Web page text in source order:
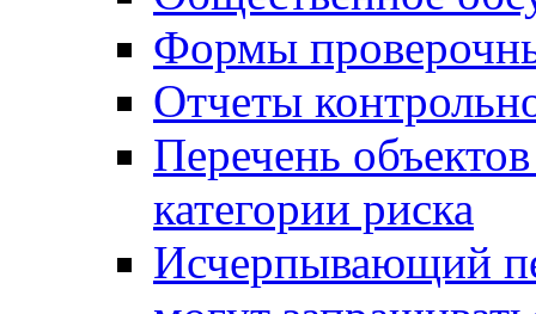
Формы
Отчеты
Перечень
категории риска
Исчерпывающий